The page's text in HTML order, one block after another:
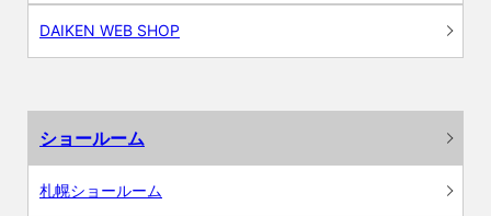
DAIKEN WEB SHOP
ショールーム
札幌ショールーム